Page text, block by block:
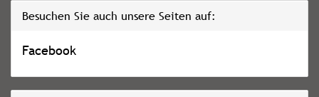
Besuchen Sie auch unsere Seiten auf:
Facebook